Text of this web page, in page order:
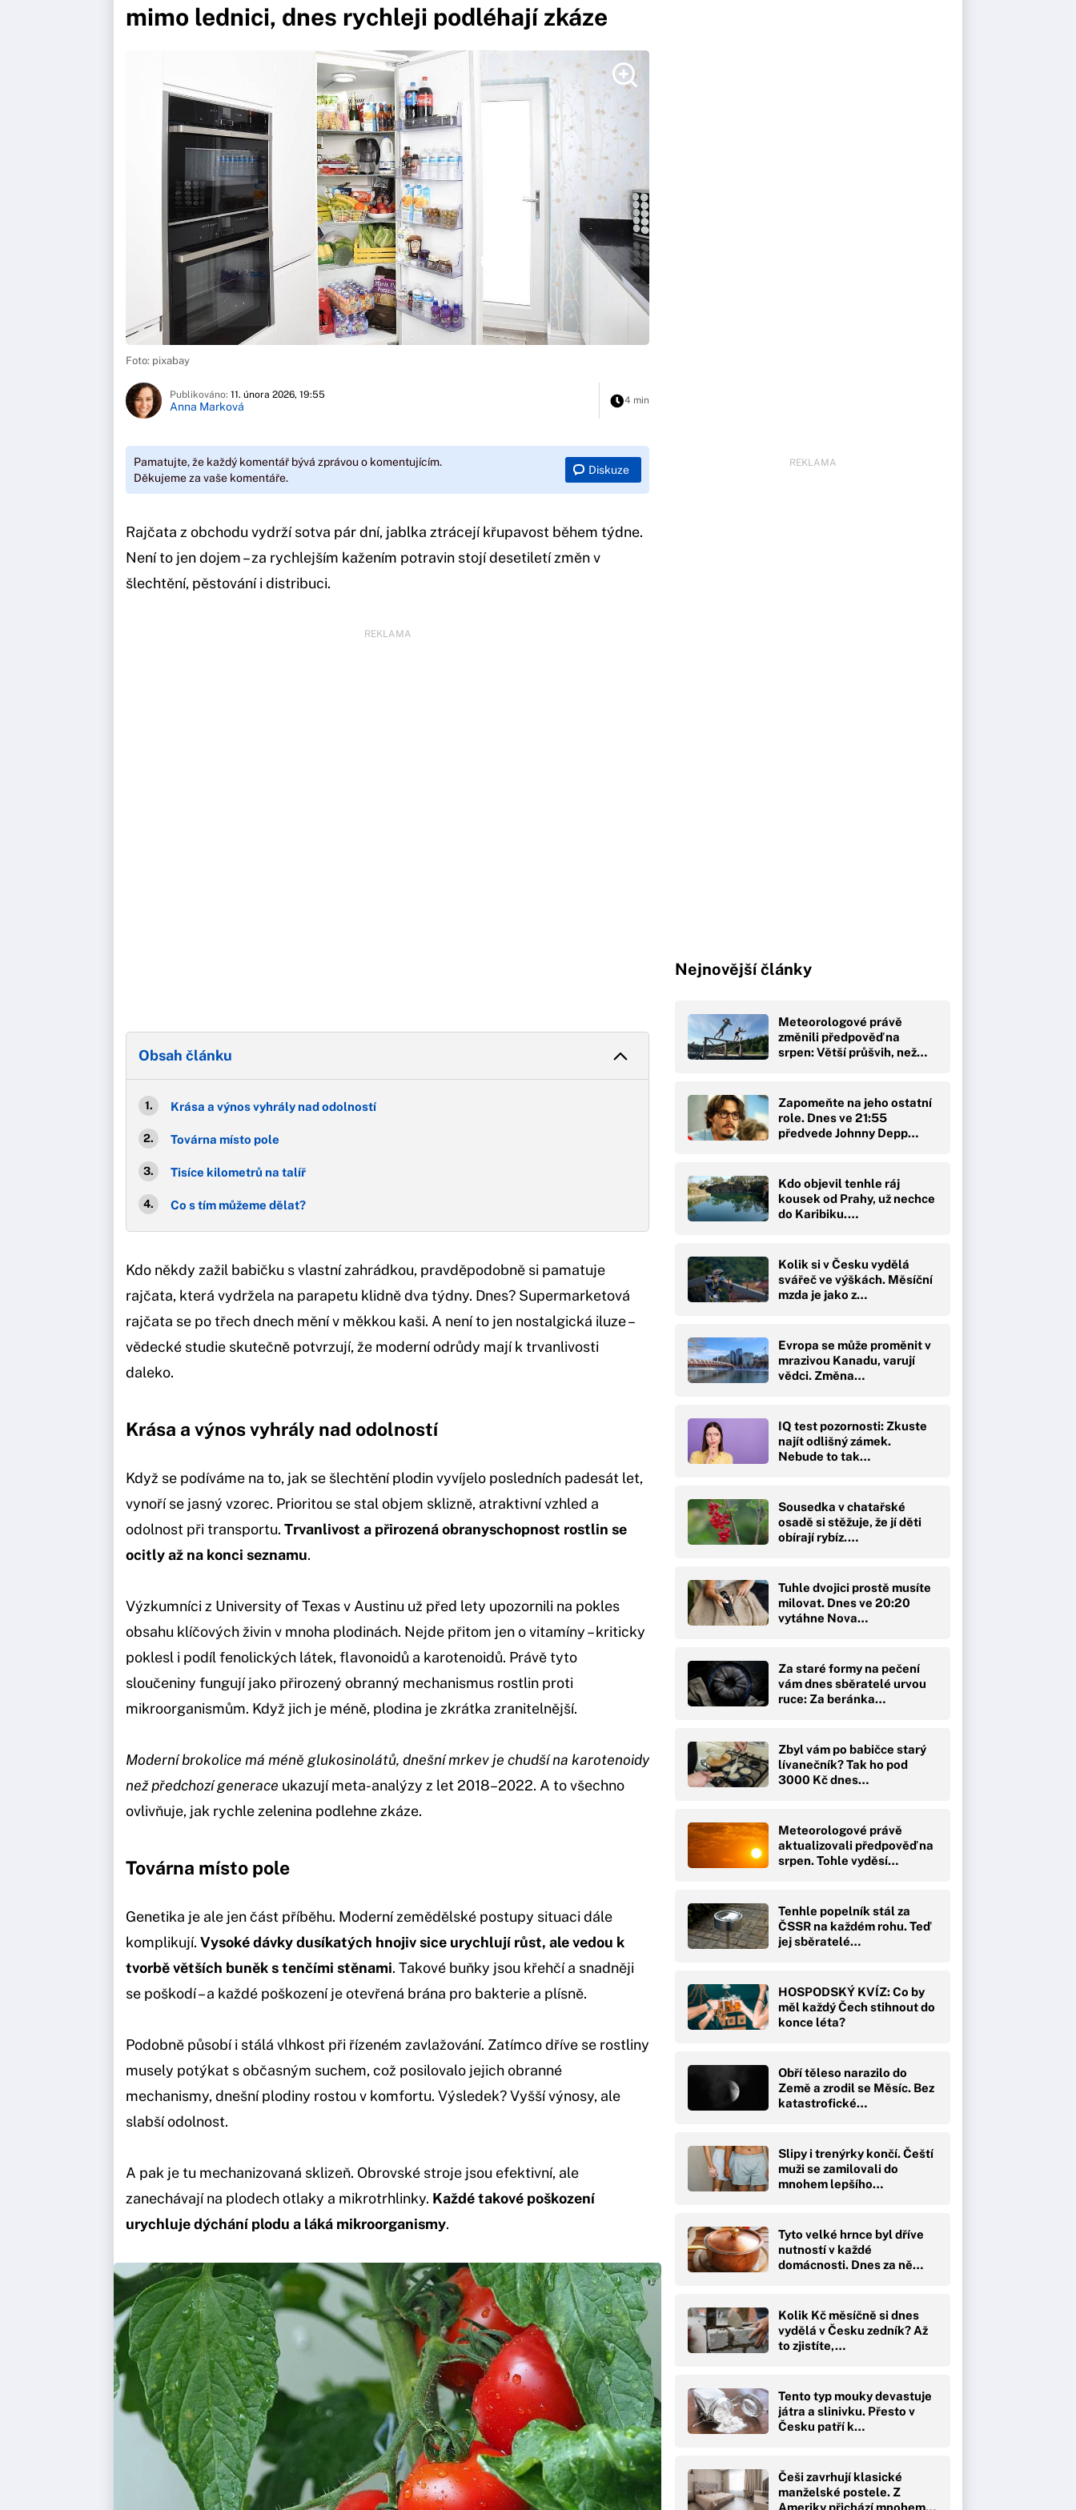
mimo lednici, dnes rychleji podléhají zkáze
Foto: pixabay
Publikováno: 11. února 2026, 19:55
Anna Marková 4 min
Pamatujte, že každý komentář bývá zprávou o komentujícím.
Děkujeme za vaše komentáře.
Diskuze
Rajčata z obchodu vydrží sotva pár dní, jablka ztrácejí křupavost během týdne.
Není to jen dojem – za rychlejším kažením potravin stojí desetiletí změn v
šlechtění, pěstování i distribuci.
REKLAMA
Obsah článku
Krása a výnos vyhrály nad odolností
Továrna místo pole
Tisíce kilometrů na talíř
Co s tím můžeme dělat?
Kdo někdy zažil babičku s vlastní zahrádkou, pravděpodobně si pamatuje
rajčata, která vydržela na parapetu klidně dva týdny. Dnes? Supermarketová
rajčata se po třech dnech mění v měkkou kaši. A není to jen nostalgická iluze –
vědecké studie skutečně potvrzují, že moderní odrůdy mají k trvanlivosti
daleko.
Krása a výnos vyhrály nad odolností
Když se podíváme na to, jak se šlechtění plodin vyvíjelo posledních padesát let,
vynoří se jasný vzorec. Prioritou se stal objem sklizně, atraktivní vzhled a
odolnost při transportu. Trvanlivost a přirozená obranyschopnost rostlin se
ocitly až na konci seznamu.
Výzkumníci z University of Texas v Austinu už před lety upozornili na pokles
obsahu klíčových živin v mnoha plodinách. Nejde přitom jen o vitamíny – kriticky
poklesl i podíl fenolických látek, flavonoidů a karotenoidů. Právě tyto
sloučeniny fungují jako přirozený obranný mechanismus rostlin proti
mikroorganismům. Když jich je méně, plodina je zkrátka zranitelnější.
Moderní brokolice má méně glukosinolátů, dnešní mrkev je chudší na karotenoidy
než předchozí generace ukazují meta-analýzy z let 2018–2022. A to všechno
ovlivňuje, jak rychle zelenina podlehne zkáze.
Továrna místo pole
Genetika je ale jen část příběhu. Moderní zemědělské postupy situaci dále
komplikují. Vysoké dávky dusíkatých hnojiv sice urychlují růst, ale vedou k
tvorbě větších buněk s tenčími stěnami. Takové buňky jsou křehčí a snadněji
se poškodí – a každé poškození je otevřená brána pro bakterie a plísně.
Podobně působí i stálá vlhkost při řízeném zavlažování. Zatímco dříve se rostliny
musely potýkat s občasným suchem, což posilovalo jejich obranné
mechanismy, dnešní plodiny rostou v komfortu. Výsledek? Vyšší výnosy, ale
slabší odolnost.
A pak je tu mechanizovaná sklizeň. Obrovské stroje jsou efektivní, ale
zanechávají na plodech otlaky a mikrotrhlinky. Každé takové poškození
urychluje dýchání plodu a láká mikroorganismy.
REKLAMA
Nejnovější články
Meteorologové právě
změnili předpověď na
srpen: Větší průšvih, než…
Zapomeňte na jeho ostatní
role. Dnes ve 21:55
předvede Johnny Depp…
Kdo objevil tenhle ráj
kousek od Prahy, už nechce
do Karibiku.…
Kolik si v Česku vydělá
svářeč ve výškách. Měsíční
mzda je jako z…
Evropa se může proměnit v
mrazivou Kanadu, varují
vědci. Změna…
IQ test pozornosti: Zkuste
najít odlišný zámek.
Nebude to tak…
Sousedka v chatařské
osadě si stěžuje, že jí děti
obírají rybíz.…
Tuhle dvojici prostě musíte
milovat. Dnes ve 20:20
vytáhne Nova…
Za staré formy na pečení
vám dnes sběratelé urvou
ruce: Za beránka…
Zbyl vám po babičce starý
lívanečník? Tak ho pod
3000 Kč dnes…
Meteorologové právě
aktualizovali předpověď na
srpen. Tohle vyděsí…
Tenhle popelník stál za
ČSSR na každém rohu. Teď
jej sběratelé…
HOSPODSKÝ KVÍZ: Co by
měl každý Čech stihnout do
konce léta?
Obří těleso narazilo do
Země a zrodil se Měsíc. Bez
katastrofické…
Slipy i trenýrky končí. Čeští
muži se zamilovali do
mnohem lepšího…
Tyto velké hrnce byl dříve
nutností v každé
domácnosti. Dnes za ně…
Kolik Kč měsíčně si dnes
vydělá v Česku zedník? Až
to zjistíte,…
Tento typ mouky devastuje
játra a slinivku. Přesto v
Česku patří k…
Češi zavrhují klasické
manželské postele. Z
Ameriky přichází mnohem…